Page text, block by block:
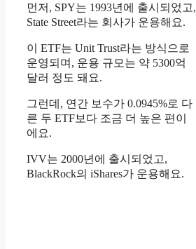
먼저, SPY는 1993년에 출시되었고,
State Street라는 회사가 운용해요.
이 ETF는 Unit Trust라는 방식으로
운영되며, 운용 규모는 약 5300억
달러 정도 돼요.
그런데, 연간 보수가 0.0945%로 다
른 두 ETF보다 조금 더 높은 편이
에요.
IVV는 2000년에 출시되었고,
BlackRock의 iShares가 운용해요.